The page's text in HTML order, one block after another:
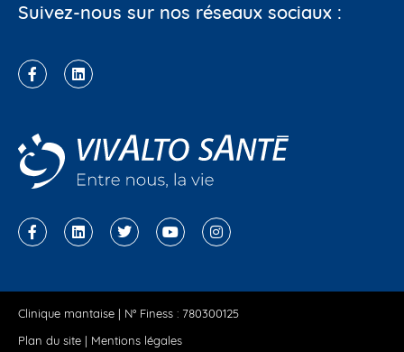
Suivez-nous sur nos réseaux sociaux :
Clinique mantaise | N° Finess : 780300125
Plan du site | Mentions légales